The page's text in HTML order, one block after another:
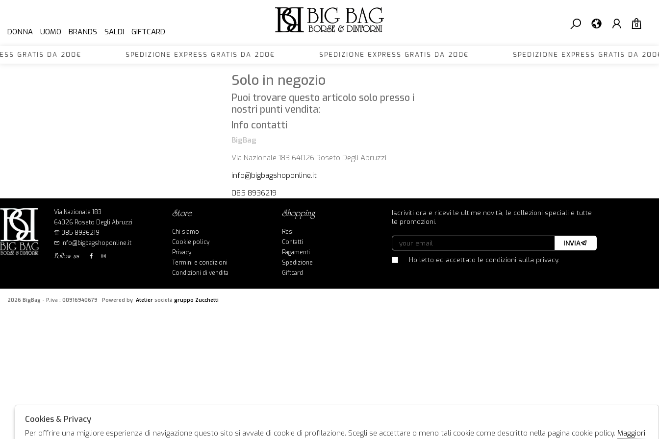
0
DONNA UOMO BRANDS SALDI GIFTCARD
GRATIS DA 200€ SPEDIZIONE EXPRESS GRATIS DA 200€ SPEDIZIONE EXPRESS GRATIS DA 200€ SPEDIZIONE EXPRESS
Solo in negozio
Puoi trovare questo articolo solo presso i
nostri punti vendita:
Info contatti
BigBag
Via Nazionale 183 64026 Roseto Degli Abruzzi
info@bigbagshoponline.it
085 8936219
Via Nazionale 183
64026 Roseto Degli Abruzzi
085 8936219
info@bigbagshoponline.it
follow us
store
Chi siamo
Cookie policy
Privacy
Termini e condizioni
Condizioni di vendita
shopping
Resi
Contatti
Pagamenti
Spedizione
Giftcard
Iscriviti ora e ricevi le ultime novità, le collezioni speciali e tutte
le promozioni.
Ho letto ed accettato le condizioni sulla privacy.
INVIA
2026 BigBag - P.iva : 00916940679 Powered by Atelier società gruppo Zucchetti
Cookies & Privacy
Per offrire una migliore esperienza di navigazione questo sito si avvale di cookie di profilazione. Scegli se accettare o meno tali cookie come descritto nella pagina cookie policy. Maggiori